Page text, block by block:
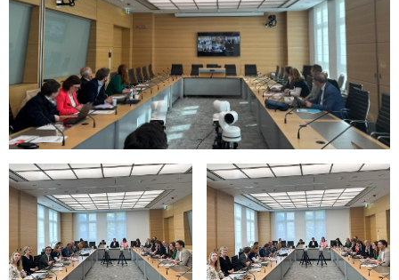
Open image in gallery